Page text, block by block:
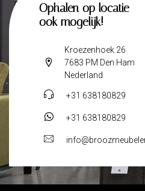
Ophalen op locatie
ook mogelijk!
Kroezenhoek 26
7683 PM Den Ham
Nederland
+31 638180829
+31 638180829